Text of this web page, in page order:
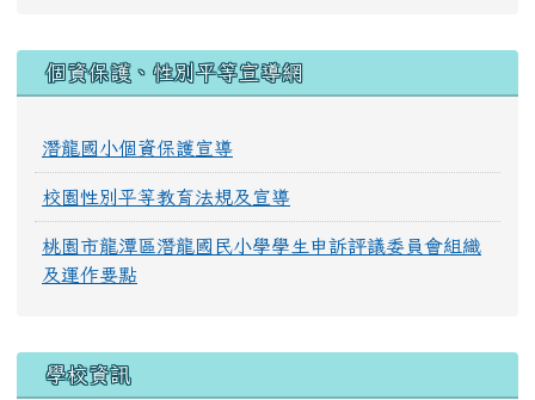
個資保護、性別平等宣導網
潛龍國小個資保護宣導
校園性別平等教育法規及宣導
桃園市龍潭區潛龍國民小學學生申訴評議委員會組織
及運作要點
學校資訊